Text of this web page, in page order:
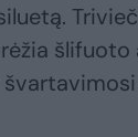
šlifuoto